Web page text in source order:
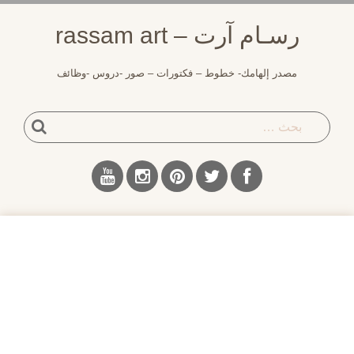
رسـام آرت – rassam art
مصدر إلهامك- خطوط – فكتورات – صور -دروس -وظائف